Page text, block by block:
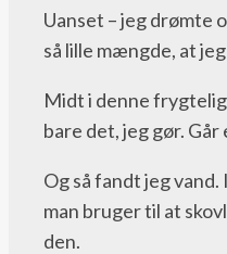
Uanset – jeg drømte
så lille mængde, at
Midt i denne
bare det, jeg gør.
Og så fandt jeg
man bruger til at
den.